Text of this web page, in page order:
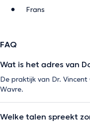
Frans
FAQ
Wat is het adres van
De praktijk van Dr.
Wavre.
Welke talen spreekt